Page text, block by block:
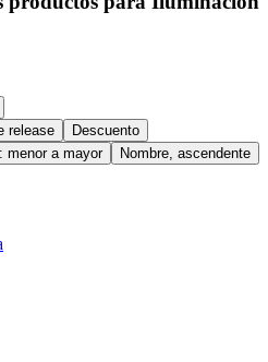
release
Descuento
menor a mayor
Nombre, ascendente